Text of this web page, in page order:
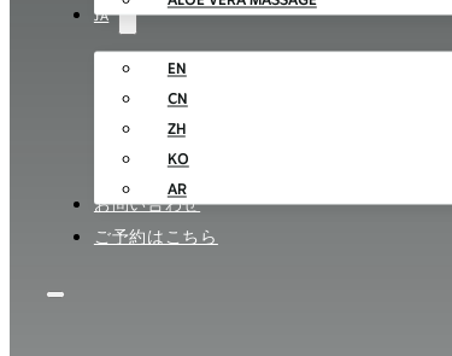
JA
EN
CN
ZH
KO
AR
お問い合わせ
ご予約はこちら